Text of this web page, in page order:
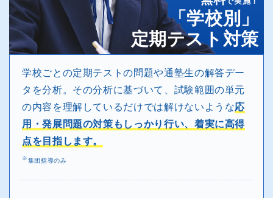
「学校別」
定期テスト対策
学校ごとの定期テストの問題や通塾生の解答デー
タを分析。その分析に基づいて、試験範囲の単元
の内容を理解しているだけでは解けないような応
用・発展問題の対策もしっかり行い、着実に高得
点を目指します。
※ 集団指導のみ